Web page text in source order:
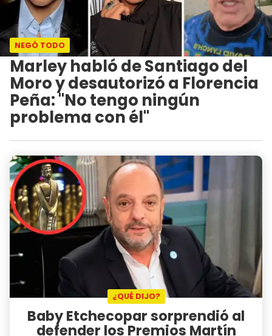
NEGÓ TODO
Marley habló de Santiago del
Moro y desautorizó a Florencia
Peña: "No tengo ningún
problema con él"
¿QUÉ DIJO?
Baby Etchecopar sorprendió al
defender los Premios Martín